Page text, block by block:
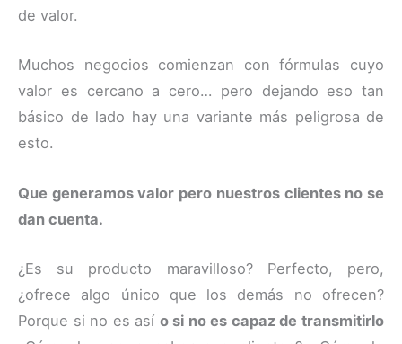
de valor.
Muchos negocios comienzan con fórmulas cuyo
valor es cercano a cero… pero dejando eso tan
básico de lado hay una variante más peligrosa de
esto.
Que generamos valor pero nuestros clientes no se
dan cuenta.
¿Es su producto maravilloso? Perfecto, pero,
¿ofrece algo único que los demás no ofrecen?
Porque si no es así o si no es capaz de transmitirlo